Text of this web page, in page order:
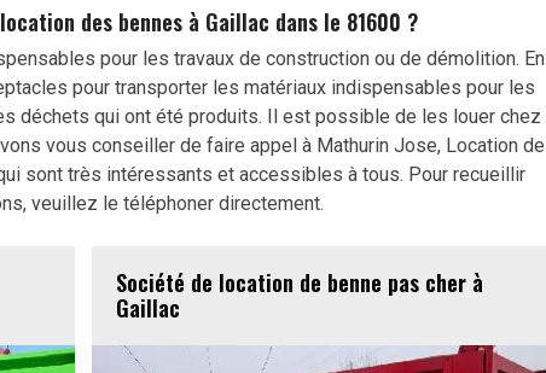
des bennes à Gaillac dans le 81600 ?
pour les travaux de construction ou de démolition. En
pour transporter les matériaux indispensables pour les
déchets qui ont été produits. Il est possible de les louer chez
vous conseiller de faire appel à Mathurin Jose, Location de
sont très intéressants et accessibles à tous. Pour recueillir
veuillez le téléphoner directement.
Société de location de benne pas cher à
Gaillac